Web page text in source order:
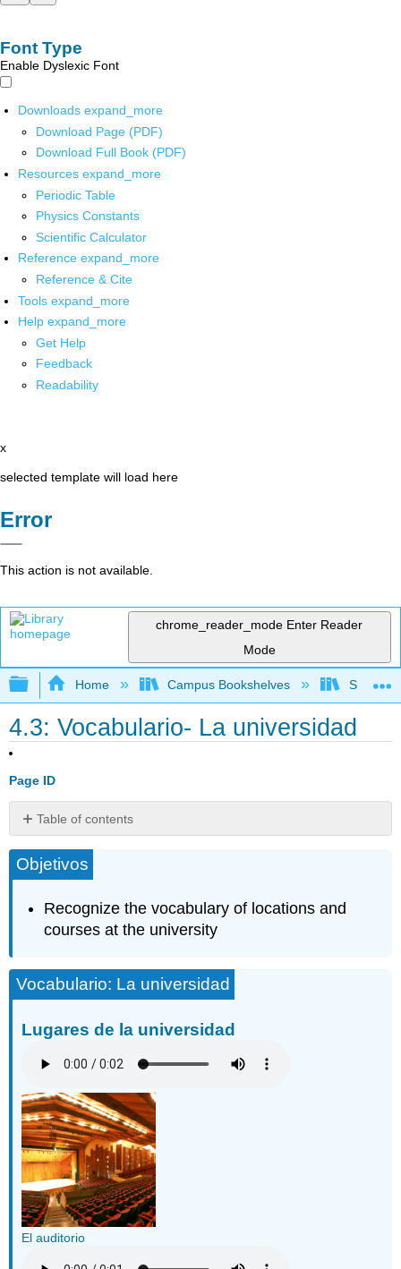
Font Type
Enable Dyslexic Font
Downloads expand_more
Download Page (PDF)
Download Full Book (PDF)
Resources expand_more
Periodic Table
Physics Constants
Scientific Calculator
Reference expand_more
Reference & Cite
Tools expand_more
Help expand_more
Get Help
Feedback
Readability
x
selected template will load here
Error
This action is not available.
chrome_reader_mode Enter Reader
Mode
Expand/collapse global hierarchy
Home Campus Bookshelves Skyline
4.3: Vocabulario- La universidad
Page ID
Table of contents
de
la
Vocabulario
de
universidad
Los
en
universidad
only
version:
Lugares
de
la
universidad
(Places
at
Objetivos
Recognize the vocabulary of locations and
courses at the university
Vocabulario: La universidad
Lugares de la universidad
El auditorio